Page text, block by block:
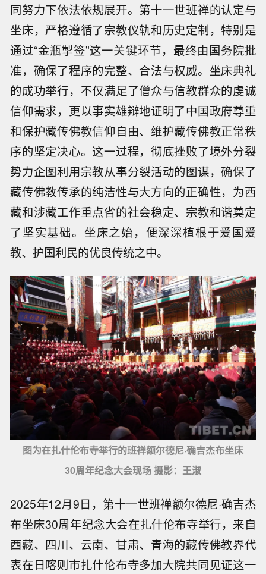
同努力下依法依规展开。第十一世班禅的认定与
坐床，严格遵循了宗教仪轨和历史定制，特别是
通过“金瓶掣签”这一关键环节，最终由国务院批
准，确保了程序的完整、合法与权威。坐床典礼
的成功举行，不仅满足了僧众与信教群众的虔诚
信仰需求，更以事实雄辩地证明了中国政府尊重
和保护藏传佛教信仰自由、维护藏传佛教正常秩
序的坚定决心。这一过程，彻底挫败了境外分裂
势力企图利用宗教从事分裂活动的图谋，确保了
藏传佛教传承的纯洁性与大方向的正确性，为西
藏和涉藏工作重点省的社会稳定、宗教和谐奠定
了坚实基础。坐床之始，便深深植根于爱国爱
教、护国利民的优良传统之中。
图为在扎什伦布寺举行的班禅额尔德尼·确吉杰布坐床
30周年纪念大会现场 摄影：王淑
2025年12月9日，第十一世班禅额尔德尼·确吉杰
布坐床30周年纪念大会在扎什伦布寺举行，来自
西藏、四川、云南、甘肃、青海的藏传佛教界代
表在日喀则市扎什伦布寺多加大院共同见证这一